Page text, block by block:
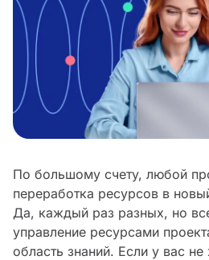
По большому счету, любой
переработка ресурсов в
Да, каждый раз разных, но
управление ресурсами
область знаний. Если у вас не